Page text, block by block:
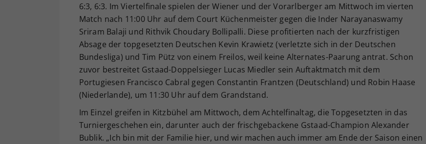
6:3, 6:3. Im Viertelfinale spielen der Wiener und der Vorarlberger am Mittwoch im vierten
Match nach 11:00 Uhr auf dem Court Küchenmeister gegen die Inder Narayanaswamy
Sriram Balaji und Rithvik Choudary Bollipalli. Diese profitierten nach der kurzfristigen
Absage der topgesetzten Deutschen Kevin Krawietz (verletzte sich in der Deutschen
Bundesliga) und Tim Pütz von einem Freilos, weil keine Alternates-Paarung antrat. Schon
zuvor bestreitet Gstaad-Doppelsieger Lucas Miedler sein Auftaktmatch mit dem
Portugiesen Francisco Cabral gegen Constantin Frantzen (Deutschland) und Robin Haase
(Niederlande), um 11:30 Uhr auf dem Grandstand.
Im Einzel greifen in Kitzbühel am Mittwoch, dem Achtelfinaltag, die Topgesetzten in das
Turniergeschehen ein, darunter auch der frischgebackene Gstaad-Champion Alexander
Bublik. „Ich bin mit der Familie hier, und wir machen auch immer am Ende der Saison einen